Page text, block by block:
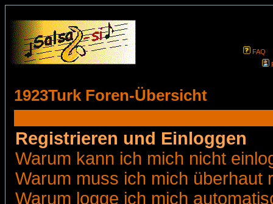
FAQ
1923Turk Foren-Übersicht
Registrieren und Einloggen
Warum kann ich mich nicht
Warum muss ich mich überhaut
Warum logge ich mich